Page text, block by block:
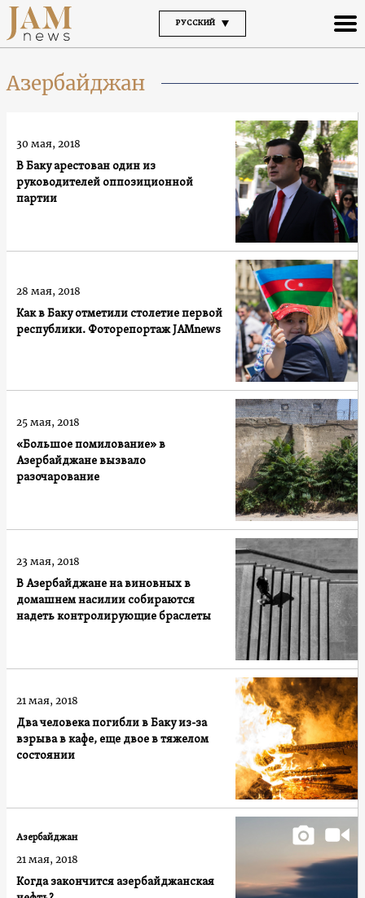
РУССКИЙ
Азербайджан
В Баку арестован один из
руководителей оппозиционной
партии
30 мая, 2018
Как в Баку отметили столетие первой
республики. Фоторепортаж JAMnews
28 мая, 2018
«Большое помилование» в
Азербайджане вызвало
разочарование
25 мая, 2018
В Азербайджане на виновных в
домашнем насилии собираются
надеть контролирующие браслеты
23 мая, 2018
Два человека погибли в Баку из-за
взрыва в кафе, еще двое в тяжелом
состоянии
21 мая, 2018
Когда закончится азербайджанская
Азербайджан
21 мая, 2018